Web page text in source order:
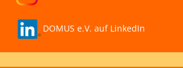
DOMUS e.V. auf LinkedIn